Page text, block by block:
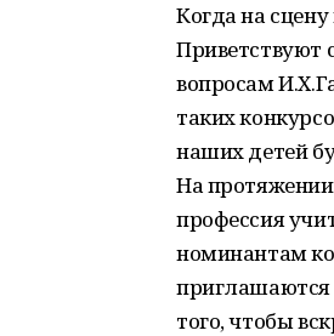
Когда на
Приветствуют
вопросам
таких
наших детей
На протяжении
профессия
номинантам
приглашаются
того, чтобы